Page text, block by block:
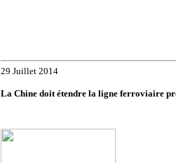
29 Juillet 2014
La Chine doit étendre la ligne ferroviaire